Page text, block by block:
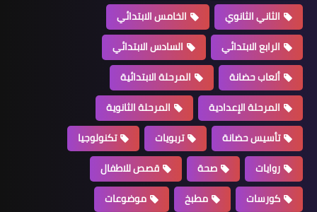
الثاني الثانوي
الخامس الابتدائي
الرابع الابتدائي
السادس الابتدائي
ألعاب حضانة
المرحلة الابتدائية
المرحلة الإعدادية
المرحلة الثانوية
تأسيس حضانة
تربويات
تكنولوجيا
روايات
صحة
قصص للاطفال
كورسات
مطبخ موضوعات